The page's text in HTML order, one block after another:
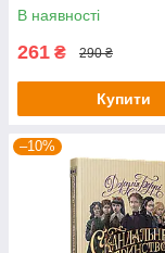
В наявності
261 ₴ 290 ₴
Купити
–10%